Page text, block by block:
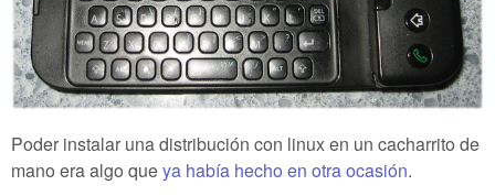
Poder instalar una distribución con linux en un cacharrito de
mano era algo queya había hecho en otra ocasión.